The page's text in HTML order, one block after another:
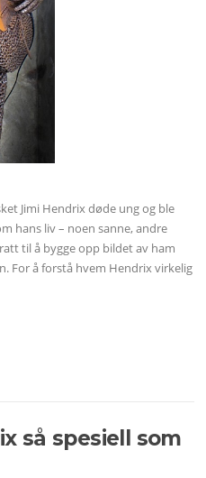
Jimi Hendrix døde ung og ble
hans liv – noen sanne, andre
til å bygge opp bildet av ham
For å forstå hvem Hendrix virkelig
så spesiell som